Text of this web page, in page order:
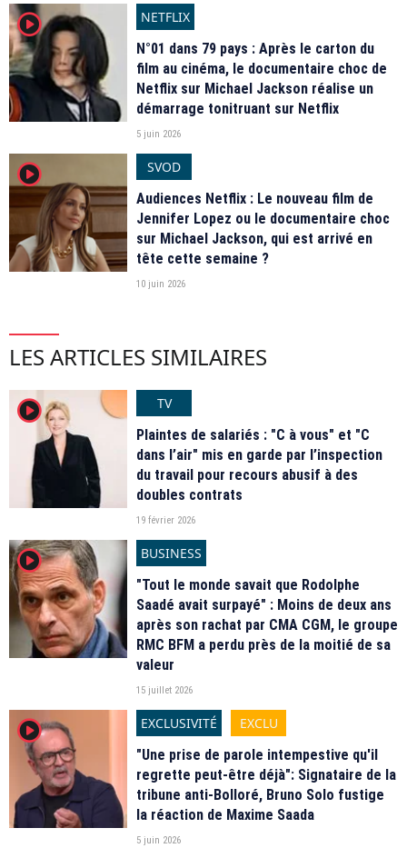
player2
NETFLIX
N°01 dans 79 pays : Après le carton du
film au cinéma, le documentaire choc de
Netflix sur Michael Jackson réalise un
démarrage tonitruant sur Netflix
5 juin 2026
player2
SVOD
Audiences Netflix : Le nouveau film de
Jennifer Lopez ou le documentaire choc
sur Michael Jackson, qui est arrivé en
tête cette semaine ?
10 juin 2026
LES ARTICLES SIMILAIRES
player2
TV
Plaintes de salariés : "C à vous" et "C
dans l’air" mis en garde par l’inspection
du travail pour recours abusif à des
doubles contrats
19 février 2026
player2
BUSINESS
"Tout le monde savait que Rodolphe
Saadé avait surpayé" : Moins de deux ans
après son rachat par CMA CGM, le groupe
RMC BFM a perdu près de la moitié de sa
valeur
15 juillet 2026
player2 EXCLUSIVITÉ
EXCLU
"Une prise de parole intempestive qu'il
regrette peut-être déjà": Signataire de la
tribune anti-Bolloré, Bruno Solo fustige
la réaction de Maxime Saada
5 juin 2026